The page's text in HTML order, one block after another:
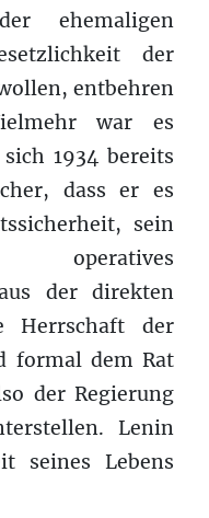
ehemaligen
der
entbehren
war es
1934 bereits
dass er es
sein
der direkten
Herrschaft der
formal dem Rat
der Regierung
Lenin
seines Lebens